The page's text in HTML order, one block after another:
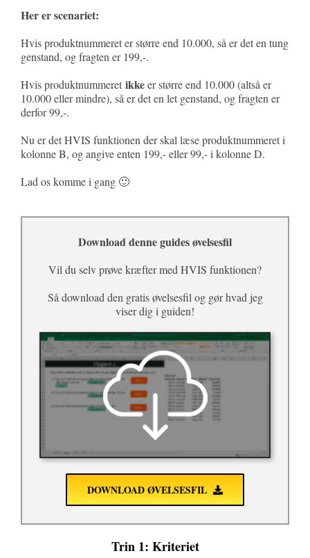
Her er scenariet:
Hvis produktnummeret er større end 10.000, så er det en tung
genstand, og fragten er 199,-.
Hvis produktnummeret ikkeer større end 10.000 (altså er
10.000 eller mindre), så er det en let genstand, og fragten er
derfor 99,-.
Nu er det HVIS funktionen der skal læse produktnummeret i
kolonne B, og angive enten 199,- eller 99,- i kolonne D.
Lad os komme i gang 🙂
Download denne guides øvelsesfil
Vil du selv prøve kræfter med HVIS funktionen?
Så download den gratis øvelsesfil og gør hvad jeg
viser dig i guiden!
DOWNLOAD ØVELSESFIL
Trin 1: Kriteriet